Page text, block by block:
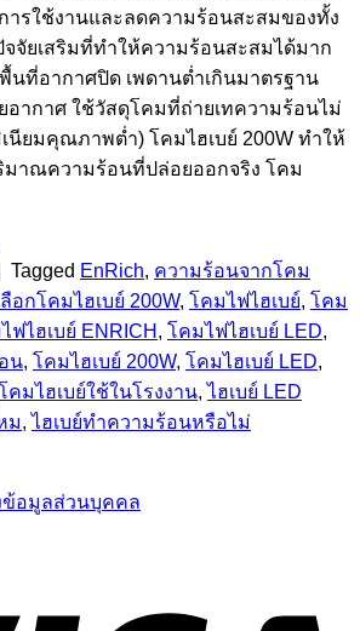
ารใช้งานและลดความร้อนสะสมของทั้ง
จัยเสริมที่ทำให้ความร้อนสะสมได้มาก
นที่อากาศปิด เพดานต่ำเกินมาตรฐาน
อากาศ ใช้วัสดุโคมที่ถ่ายเทความร้อนไม่
นียมคุณภาพต่ำ) โคมไฮเบย์ 200W ทำให้
าณความร้อนที่ปล่อยออกจริง โคม
Tagged EnRich, ความร้อนจากโคม
อกโคมไฮเบย์ 200W, โคมไฟไฮเบย์, โคม
ฟไฮเบย์ ENRICH , โคมไฟไฮเบย์ LED,
น, โคมไฮเบย์ 200W, โคมไฮเบย์ LED,
คมไฮเบย์ใช้ในโรงงาน,ไฮเบย์ LED
ม,ไฮเบย์ทำความร้อนหรือไม่
ข้อมูลส่วนบุคคล